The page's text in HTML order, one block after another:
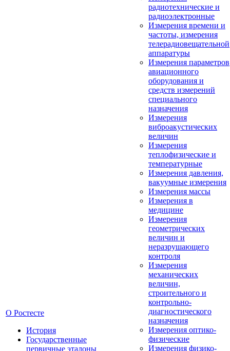
О Ростесте
История
Государственные
первичные эталоны
радиотехнические и
радиоэлектронные
Измерения времени и
частоты, измерения
телерадиовещательной
аппаратуры
Измерения параметров
авиационного
оборудования и
средств измерений
специального
назначения
Измерения
виброакустических
величин
Измерения
теплофизические и
температурные
Измерения давления,
вакуумные измерения
Измерения массы
Измерения в
медицине
Измерения
геометрических
величин и
неразрушающего
контроля
Измерения
механических
величин,
строительного и
контрольно-
диагностического
назначения
Измерения оптико-
физические
Измерения физико-